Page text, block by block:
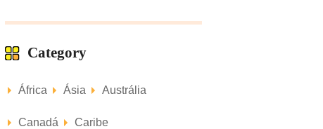
Category
África Ásia Austrália
Canadá Caribe